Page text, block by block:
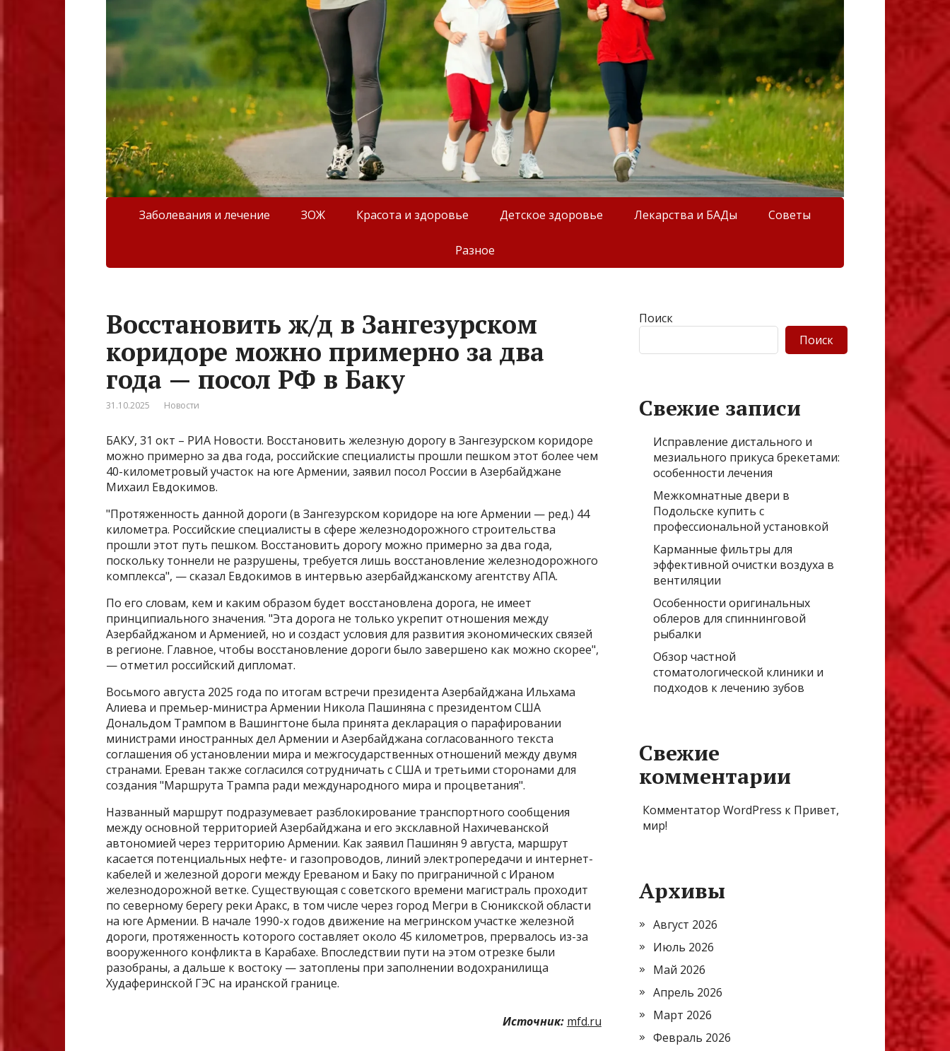
Заболевания и лечение ЗОЖ Красота и здоровье Детское здоровье Лекарства и БАДы Советы
Разное
Восстановить ж/д в Зангезурском
коридоре можно примерно за два
года — посол РФ в Баку
31.10.2025 Новости
БАКУ, 31 окт – РИА Новости. Восстановить железную дорогу в Зангезурском коридоре
можно примерно за два года, российские специалисты прошли пешком этот более чем
40-километровый участок на юге Армении, заявил посол России в Азербайджане
Михаил Евдокимов.
"Протяженность данной дороги (в Зангезурском коридоре на юге Армении — ред​​​.) 44
километра. Российские специалисты в сфере железнодорожного строительства
прошли этот путь пешком. Восстановить дорогу можно примерно за два года,
поскольку тоннели не разрушены, требуется лишь восстановление железнодорожного
комплекса", — сказал Евдокимов в интервью азербайджанскому агентству АПА.
По его словам, кем и каким образом будет восстановлена дорога, не имеет
принципиального значения. "Эта дорога не только укрепит отношения между
Азербайджаном и Арменией, но и создаст условия для развития экономических связей
в регионе. Главное, чтобы восстановление дороги было завершено как можно скорее",
— отметил российский дипломат.
Восьмого августа 2025 года по итогам встречи президента Азербайджана Ильхама
Алиева и премьер-министра Армении Никола Пашиняна с президентом США
Дональдом Трампом в Вашингтоне была принята декларация о парафировании
министрами иностранных дел Армении и Азербайджана согласованного текста
соглашения об установлении мира и межгосударственных отношений между двумя
странами. Ереван также согласился сотрудничать с США и третьими сторонами для
создания "Маршрута Трампа ради международного мира и процветания".
Названный маршрут подразумевает разблокирование транспортного сообщения
между основной территорией Азербайджана и его эксклавной Нахичеванской
автономией через территорию Армении. Как заявил Пашинян 9 августа, маршрут
касается потенциальных нефте- и газопроводов, линий электропередачи и интернет-
кабелей и железной дороги между Ереваном и Баку по приграничной с Ираном
железнодорожной ветке. Существующая с советского времени магистраль проходит
по северному берегу реки Аракс, в том числе через город Мегри в Сюникской области
на юге Армении. В начале 1990-х годов движение на мегринском участке железной
дороги, протяженность которого составляет около 45 километров, прервалось из-за
вооруженного конфликта в Карабахе. Впоследствии пути на этом отрезке были
разобраны, а дальше к востоку — затоплены при заполнении водохранилища
Худаферинской ГЭС на иранской границе.
Источник: mfd.ru
Поиск
Поиск
Свежие записи
Исправление дистального и
мезиального прикуса брекетами:
особенности лечения
Межкомнатные двери в
Подольске купить с
профессиональной установкой
Карманные фильтры для
эффективной очистки воздуха в
вентиляции
Особенности оригинальных
облеров для спиннинговой
рыбалки
Обзор частной
стоматологической клиники и
подходов к лечению зубов
Свежие
комментарии
Комментатор WordPress к Привет,
мир!
Архивы
Август 2026
Июль 2026
Май 2026
Апрель 2026
Март 2026
Февраль 2026